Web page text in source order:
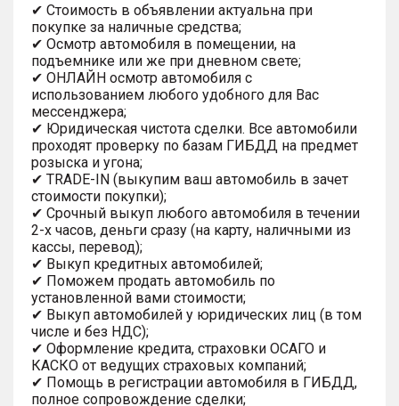
✔ Стоимость в объявлении актуальна при
покупке за наличные средства;
✔ Осмотр автомобиля в помещении, на
подъемнике или же при дневном свете;
✔ ОНЛАЙН осмотр автомобиля с
использованием любого удобного для Вас
мессенджера;
✔ Юридическая чистота сделки. Все автомобили
проходят проверку по базам ГИБДД на предмет
розыска и угона;
✔ TRADE-IN (выкупим ваш автомобиль в зачет
стоимости покупки);
✔ Срочный выкуп любого автомобиля в течении
2-х часов, деньги сразу (на карту, наличными из
кассы, перевод);
✔ Выкуп кредитных автомобилей;
✔ Поможем продать автомобиль по
установленной вами стоимости;
✔ Выкуп автомобилей у юридических лиц (в том
числе и без НДС);
✔ Оформление кредита, страховки ОСАГО и
КАСКО от ведущих страховых компаний;
✔ Помощь в регистрации автомобиля в ГИБДД,
полное сопровождение сделки;